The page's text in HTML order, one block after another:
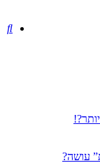
עושה?